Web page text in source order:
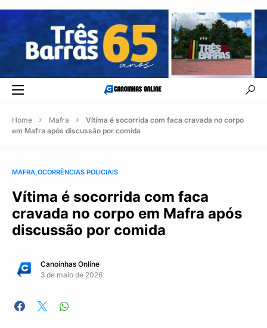
Home Mafra
Vítima é socorrida com faca cravada no corpo
em Mafra após discussão por comida
MAFRA OCORRÊNCIAS POLICIAIS
Vítima é socorrida com faca
cravada no corpo em Mafra após
discussão por comida
Canoinhas Online
3 de maio de 2026